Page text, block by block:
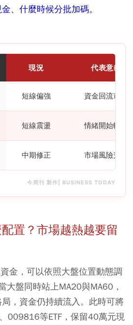
、什麼時候分批加碼。
現況 代表意義
短線偏強 資金回流市場
短線震盪 情緒開始轉弱
中期修正 市場風險升高
今周刊 製作| BUSINESS TODAY
置？市場越熱越要留
金，可以依照大盤位置動態調
大盤同時站上MA20與MA60，
，資金仍持續流入。此時可將
009816等ETF，保留40萬元現